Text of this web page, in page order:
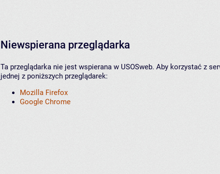
Niewspierana przeglądarka
Ta przeglądarka nie jest wspierana w USOSweb. Aby korzystać z
jednej z poniższych przeglądarek:
Mozilla Firefox
Google Chrome